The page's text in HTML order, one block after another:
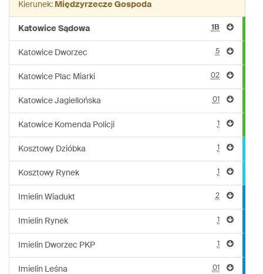
Kierunek: Międzyrzecze Gospoda
Katowice Sądowa 1B
Katowice Dworzec 5
Katowice Plac Miarki 02
Katowice Jagiellońska 01
Katowice Komenda Policji 1
Kosztowy Dzióbka 1
Kosztowy Rynek 1
Imielin Wiadukt 2
Imielin Rynek 1
Imielin Dworzec PKP 1
Imielin Leśna 01